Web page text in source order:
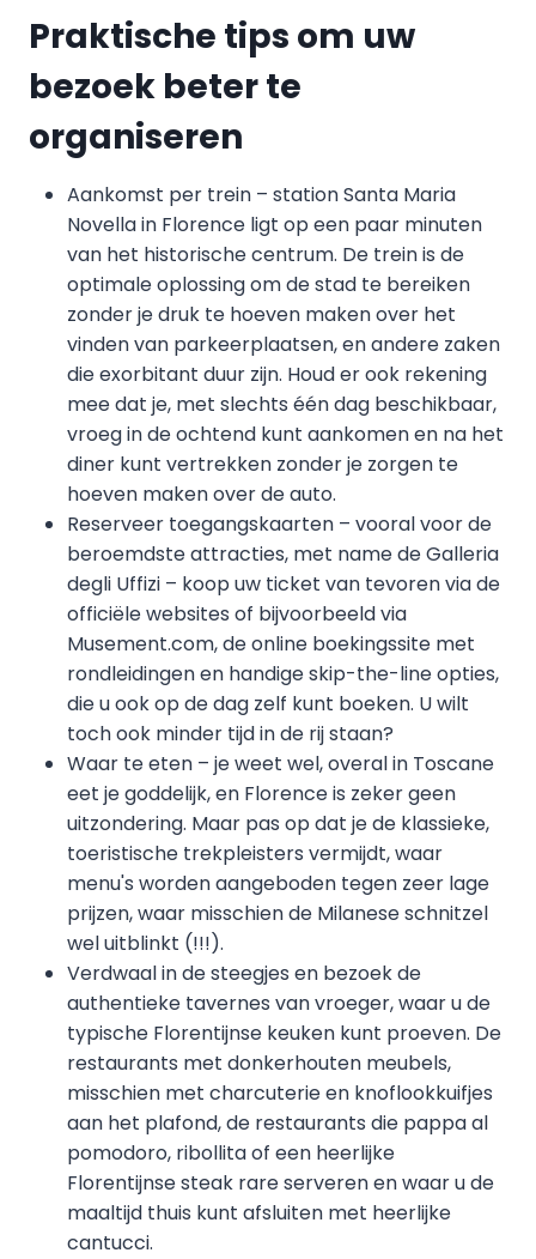
Praktische tips om uw
bezoek beter te
organiseren
Aankomst per trein – station Santa Maria
Novella in Florence ligt op een paar minuten
van het historische centrum. De trein is de
optimale oplossing om de stad te bereiken
zonder je druk te hoeven maken over het
vinden van parkeerplaatsen, en andere zaken
die exorbitant duur zijn. Houd er ook rekening
mee dat je, met slechts één dag beschikbaar,
vroeg in de ochtend kunt aankomen en na het
diner kunt vertrekken zonder je zorgen te
hoeven maken over de auto.
Reserveer toegangskaarten – vooral voor de
beroemdste attracties, met name de Galleria
degli Uffizi – koop uw ticket van tevoren via de
officiële websites of bijvoorbeeld via
Musement.com, de online boekingssite met
rondleidingen en handige skip-the-line opties,
die u ook op de dag zelf kunt boeken. U wilt
toch ook minder tijd in de rij staan?
Waar te eten – je weet wel, overal in Toscane
eet je goddelijk, en Florence is zeker geen
uitzondering. Maar pas op dat je de klassieke,
toeristische trekpleisters vermijdt, waar
menu's worden aangeboden tegen zeer lage
prijzen, waar misschien de Milanese schnitzel
wel uitblinkt (!!!).
Verdwaal in de steegjes en bezoek de
authentieke tavernes van vroeger, waar u de
typische Florentijnse keuken kunt proeven. De
restaurants met donkerhouten meubels,
misschien met charcuterie en knoflookkuifjes
aan het plafond, de restaurants die pappa al
pomodoro, ribollita of een heerlijke
Florentijnse steak rare serveren en waar u de
maaltijd thuis kunt afsluiten met heerlijke
cantucci.